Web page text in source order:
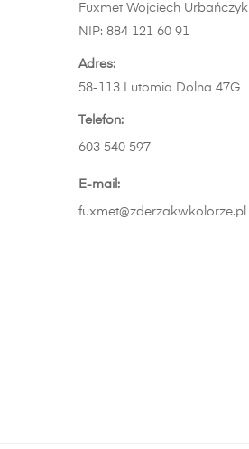
Fuxmet Wojciech Urbańczyk
NIP: 884 121 60 91
Adres:
58-113 Lutomia Dolna 47G
Telefon:
603 540 597
E-mail:
fuxmet@zderzakwkolorze.pl